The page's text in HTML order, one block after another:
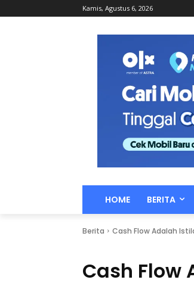
Kamis, Agustus 6, 2026
HOME BERITA
Berita Cash Flow Adalah
Cash